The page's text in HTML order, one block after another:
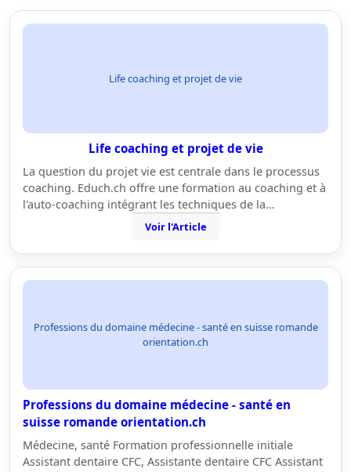
Life coaching et projet de vie
Life coaching et projet de vie
La question du projet vie est centrale dans le processus
coaching. Educh.ch offre une formation au coaching et à
l'auto-coaching intégrant les techniques de la…
Voir l'Article
Professions du domaine médecine - santé en suisse romande
orientation.ch
Professions du domaine médecine - santé en
suisse romande orientation.ch
Médecine, santé Formation professionnelle initiale
Assistant dentaire CFC, Assistante dentaire CFC Assistant